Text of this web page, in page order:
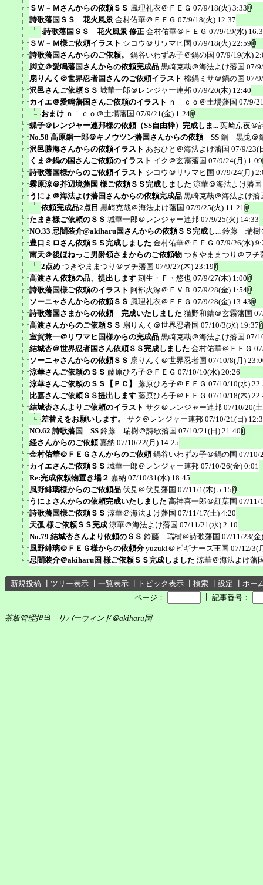
ＳＷ－Ｍさんからの依頼ＳＳ 風理礼衣＠ＦＥＧ 07/9/18(火) 3:33
詩歌藩国ＳＳ 花火風景 金村佑華＠ＦＥＧ 07/9/18(火) 12:37
:詩歌藩国ＳＳ 花火風景 修正 金村佑華＠ＦＥＧ 07/9/19(水)
ＳＷ－Ｍ様ご依頼イラスト シコウ＠リワマヒ国 07/9/18(火) 22:59
詩歌藩国さんからのご依頼。
鍋谷いわずみ子＠鍋の国 07/9/19(水)
脚立＠愛鳴藩国さんからの依頼完成品 黒崎克哉＠海法よけ藩国 07/
扇りんく＠世界忍者国さんのご依頼イラスト 棉鍋ミサ＠鍋の国 07/
沢邑さんご依頼ＳＳ 城華一郎＠レンジャー連邦 07/9/20(木) 12:40
カイエ＠愛鳴藩国さんご依頼のイラスト ｎｉｃｏ＠土場藩国 07/9/
おまけ ｎｉｃｏ＠土場藩国 07/9/21(金) 1:24
蝶子＠レンジャー連邦様の依頼（SS自由枠）完成しま... 葉崎京夜＠
No.58 高原鋼一郎＠キノウツン藩国さんからの依頼 SS 鍋 黒兎＠
沢邑勝海さんからの依頼イラスト あおひと＠海法よけ藩国 07/9/23(
くま＠鍋の国さんご依頼のイラスト イク＠玄霧藩国 07/9/24(月) 1:09
詩歌藩国様からのご依頼イラスト シコウ＠リワマヒ国 07/9/24(月)
霧原涼＠芥辺境藩国 様ご依頼ＳＳ完成しました 涼華＠海法よけ藩国
うにょ＠海法よけ藩国さんからの依頼完成品 黒崎克哉＠海法よけ藩
依頼完成品2点目 黒崎克哉＠海法よけ藩国 07/9/25(火) 11:21
たまき様ご依頼のＳＳ 城華一郎＠レンジャー連邦 07/9/25(火) 14:33
NO.33 忌闇装介@akiharu国さんからの依頼ＳＳ完成し... 鈴藤 瑞樹
豊口ミロさん依頼ＳＳ完成しました 金村佑華＠ＦＥＧ 07/9/26(水)
南天＠後ほねっこ男爵領さまからのご依頼物 つきやままつり＠ヲチ
2点め つきやままつり＠ヲチ藩国 07/9/27(木) 23:19
高渡さん依頼の品、提出します 刻生・Ｆ・悠也 07/9/27(木) 1:00
詩歌藩国様ご依頼のイラスト 阿部火深＠ＦＶＢ 07/9/28(金) 1:54
ソーニャさんからの依頼ＳＳ 風理礼衣＠ＦＥＧ 07/9/28(金) 13:43
詩歌藩国さまからの依頼 完成いたしました 猫野和錆＠玄霧藩国
高渡さんからのご依頼ＳＳ 扇りんく＠世界忍者国 07/10/3(水) 19:37
室賀兼一＠リワマヒ国様からの完成品 黒崎克哉＠海法よけ藩国 07/
結城杏＠世界忍者国さん依頼ＳＳ完成しました 金村佑華＠ＦＥＧ
ソーニャさんからの依頼ＳＳ 扇りんく＠世界忍者国 07/10/8(月)
涼華さんご依頼のＳＳ 藤原ひろ子＠ＦＥＧ 07/10/10(水) 20:26
涼華さんご依頼のＳＳ【ＰＣ】
藤原ひろ子＠ＦＥＧ 07/10/10(水)
比嘉さんご依頼ＳＳ提出します 藤原ひろ子＠ＦＥＧ 07/10/18(木)
結城杏さんよりご依頼のイラスト サク＠レンジャー連邦 07/10/20(
差替えをお願いします。
サク＠レンジャー連邦 07/10/21(日)
NO.62 詩歌藩国 SS 鈴藤 瑞樹＠詩歌藩国 07/10/21(日) 21:40
経さんからのご依頼 嘉納 07/10/22(月) 14:25
金村佑華＠ＦＥＧさんからのご依頼 鍋谷いわずみ子＠鍋の国 07/10/
カイエさんご依頼ＳＳ 城華一郎＠レンジャー連邦 07/10/26(金) 0:01
Re:完成依頼物置き場２ 嘉納 07/10/31(水) 18:45
風野緋璃様からのご依頼品 伏見＠伏見藩国 07/11/1(木) 5:15
うにょさんからの依頼完成いたしました 高神喜一郎＠紅葉国 07/11/
詩歌藩国様ご依頼ＳＳ 涼華＠海法よけ藩国 07/11/17(土) 4:20
天孤 様ご依頼ＳＳ完成 涼華＠海法よけ藩国 07/11/21(水) 2:10
No.79 結城杏さんより依頼のＳＳ 鈴藤 瑞樹＠詩歌藩国 07/11/23(金
風野緋璃＠ＦＥＧ様からの依頼分 yuzuki＠ビギナーズ王国 07/12/3(
忌闇装介＠akiharu国 様ご依頼ＳＳ完成しました 涼華＠海法よけ藩
新規投稿 ツリー表示 一覧表示 トピック表示 検索 設定
ホー
ページ：
記事番号：
茶板管理担当 リバーウィンド＠akiharu国